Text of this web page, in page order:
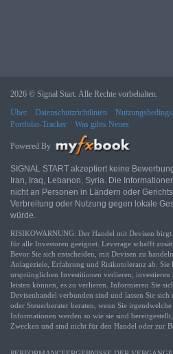
2026 © Signal Start. Alle Rechte vorbehalten.
Über
Datenschutzrichtlinien
Portfolio-Tracker
Was gibts Neues
Powered By
SIGNAL START akzeptiert keine
Iran, Iraq, Lebanon, Syria. Die
nicht an Personen in Ländern oder
Verbreitung oder Nutzung gegen lokale
würde.
RISIKOWARNUNG: Der Handel mit Devisen
für alle Investoren geeignet. Leverage schafft
Bevor Sie sich entscheiden, mit Devisen zu
Anlageziele, Erfahrung und Risikotoleranz ab.
ursprünglichen Investitionen verlieren; investieren
leisten können, es zu verlieren. Informieren Sie
Devisenhandel verbunden sind und lassen Sie
oder Steuerberater beraten, wenn Sie
Informationen werden so wie sie sind
Zwecken und sind nicht für den Handel oder zur